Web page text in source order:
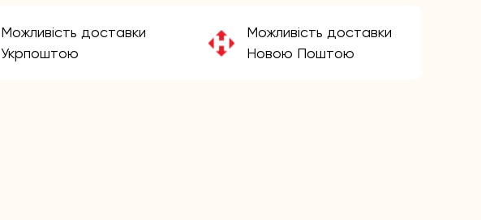
Можливість доставки
Укрпоштою
Можливість доставки
Новою Поштою